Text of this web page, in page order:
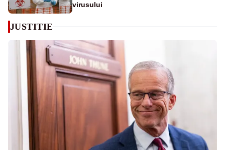
virusului
JUSTITIE